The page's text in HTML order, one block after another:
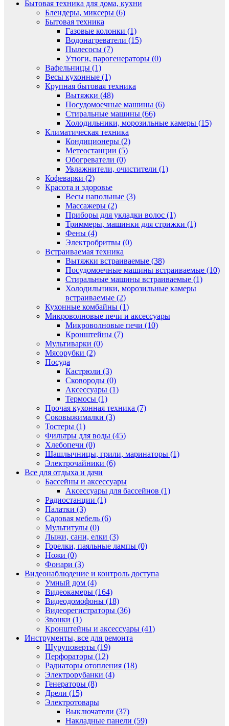
Бытовая техника для дома, кухни
Блендеры, миксеры (6)
Бытовая техника
Газовые колонки (1)
Водонагреватели (15)
Пылесосы (7)
Утюги, парогенераторы (0)
Вафельницы (1)
Весы кухонные (1)
Крупная бытовая техника
Вытяжки (48)
Посудомоечные машины (6)
Стиральные машины (66)
Холодильники, морозильные камеры (15)
Климатическая техника
Кондиционеры (2)
Метеостанции (5)
Обогреватели (0)
Увлажнители, очистители (1)
Кофеварки (2)
Красота и здоровье
Весы напольные (3)
Массажеры (2)
Приборы для укладки волос (1)
Триммеры, машинки для стрижки (1)
Фены (4)
Электробритвы (0)
Встраиваемая техника
Вытяжки встраиваемые (38)
Посудомоечные машины встраиваемые (10)
Стиральные машины встраиваемые (1)
Холодильники, морозильные камеры
встраиваемые (2)
Кухонные комбайны (1)
Микроволновые печи и аксессуары
Микроволновые печи (10)
Кронштейны (7)
Мультиварки (0)
Мясорубки (2)
Посуда
Кастрюли (3)
Сковороды (0)
Аксессуары (1)
Термосы (1)
Прочая кухонная техника (7)
Соковыжималки (3)
Тостеры (1)
Фильтры для воды (45)
Хлебопечи (0)
Шашлычницы, грили, маринаторы (1)
Электрочайники (6)
Все для отдыха и дачи
Бассейны и аксессуары
Аксессуары для бассейнов (1)
Радиостанции (1)
Палатки (3)
Садовая мебель (6)
Мультитулы (0)
Лыжи, сани, елки (3)
Горелки, паяльные лампы (0)
Ножи (0)
Фонари (3)
Видеонаблюдение и контроль доступа
Умный дом (4)
Видеокамеры (164)
Видеодомофоны (18)
Видеорегистраторы (36)
Звонки (1)
Кронштейны и аксессуары (41)
Инструменты, все для ремонта
Шуруповерты (19)
Перфораторы (12)
Радиаторы отопления (18)
Электрорубанки (4)
Генераторы (8)
Дрели (15)
Электротовары
Выключатели (37)
Накладные панели (59)